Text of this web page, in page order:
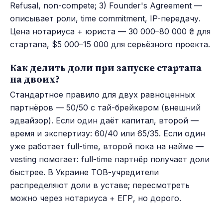
Refusal, non-compete; 3) Founder's Agreement —
описывает роли, time commitment, IP-передачу.
Цена нотариуса + юриста — 30 000–80 000 ₴ для
стартапа, $5 000–15 000 для серьёзного проекта.
Как делить доли при запуске стартапа
на двоих?
Стандартное правило для двух равноценных
партнёров — 50/50 с тай-брейкером (внешний
эдвайзор). Если один даёт капитал, второй —
время и экспертизу: 60/40 или 65/35. Если один
уже работает full-time, второй пока на найме —
vesting помогает: full-time партнёр получает доли
быстрее. В Украине ТОВ-учредители
распределяют доли в уставе; пересмотреть
можно через нотариуса + ЕГР, но дорого.